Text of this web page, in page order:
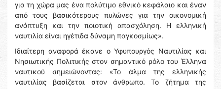
για τη χώρα μας ένα πολύτιμο εθνικό κεφάλαιο και έναν
από τους βασικότερους πυλώνες για την οικονομική
ανάπτυξη και την ποιοτική απασχόληση. Η ελληνική
ναυτιλία είναι ηγέτιδα δύναμη παγκοσμίως».
Ιδιαίτερη αναφορά έκανε ο Υφυπουργός Ναυτιλίας και
Νησιωτικής Πολιτικής στον σημαντικό ρόλο του Έλληνα
ναυτικού σημειώνοντας: «Το άλμα της ελληνικής
ναυτιλίας βασίζεται στον άνθρωπο. Το ζήτημα της